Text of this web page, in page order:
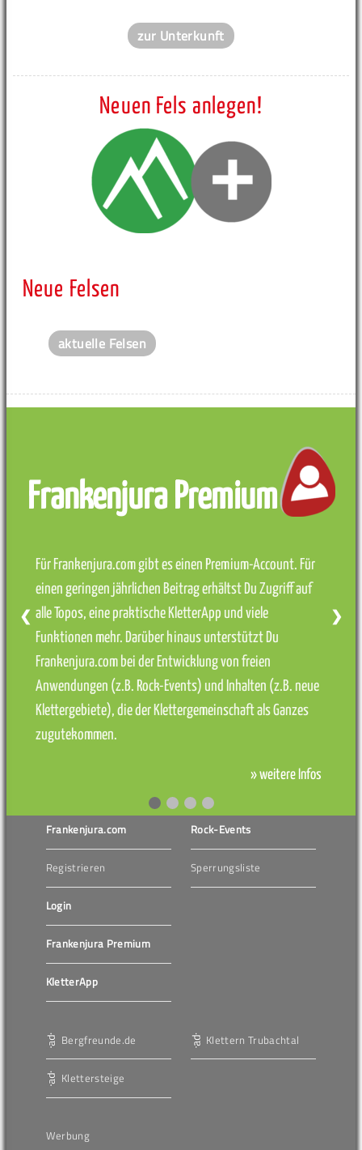
zur Unterkunft
Neuen Fels anlegen!
Neue Felsen
aktuelle Felsen
Frankenjura Premium
Für Frankenjura.com gibt es einen Premium-Account. Für
einen geringen jährlichen Beitrag erhältst Du Zugriff auf
alle Topos, eine praktische KletterApp und viele
Funktionen mehr. Darüber hinaus unterstützt Du
Frankenjura.com bei der Entwicklung von freien
Anwendungen (z.B. Rock-Events) und Inhalten (z.B. neue
Klettergebiete), die der Klettergemeinschaft als Ganzes
zugutekommen.
» weitere Infos
❮ ❯
Frankenjura.com
Registrieren
Login
Frankenjura Premium
KletterApp
Rock-Events
Sperrungsliste
Bergfreunde.de
Klettersteige
Klettern Trubachtal
Werbung